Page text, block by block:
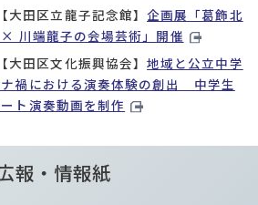
田区立龍子記念館】企画展「葛飾北
川端龍子の会場芸術」開催
田区文化振興協会】地域と公立中学
禍における演奏体験の創出 中学生
ト演奏動画を制作
報・情報紙